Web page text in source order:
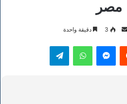
مصر
أرسل
إلكترونيا
3 دقيقة واحدة
ماسنجر واتساب تيلقرام